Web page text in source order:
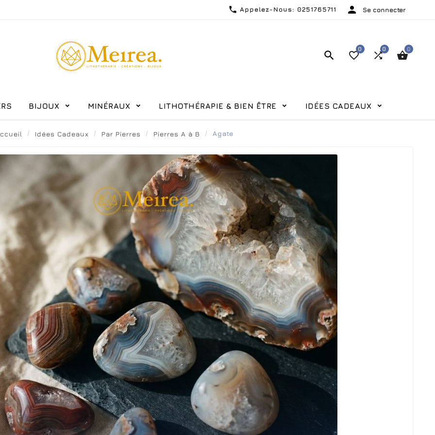
 Appelez-Nous: 0251765711  Se connecter
 
0

0

0
BIJOUX MINÉRAUX LITHOTHÉRAPIE & BIEN ÊTRE IDÉES CADEAUX
Idées Cadeaux Par Pierres Pierres A à B Agate